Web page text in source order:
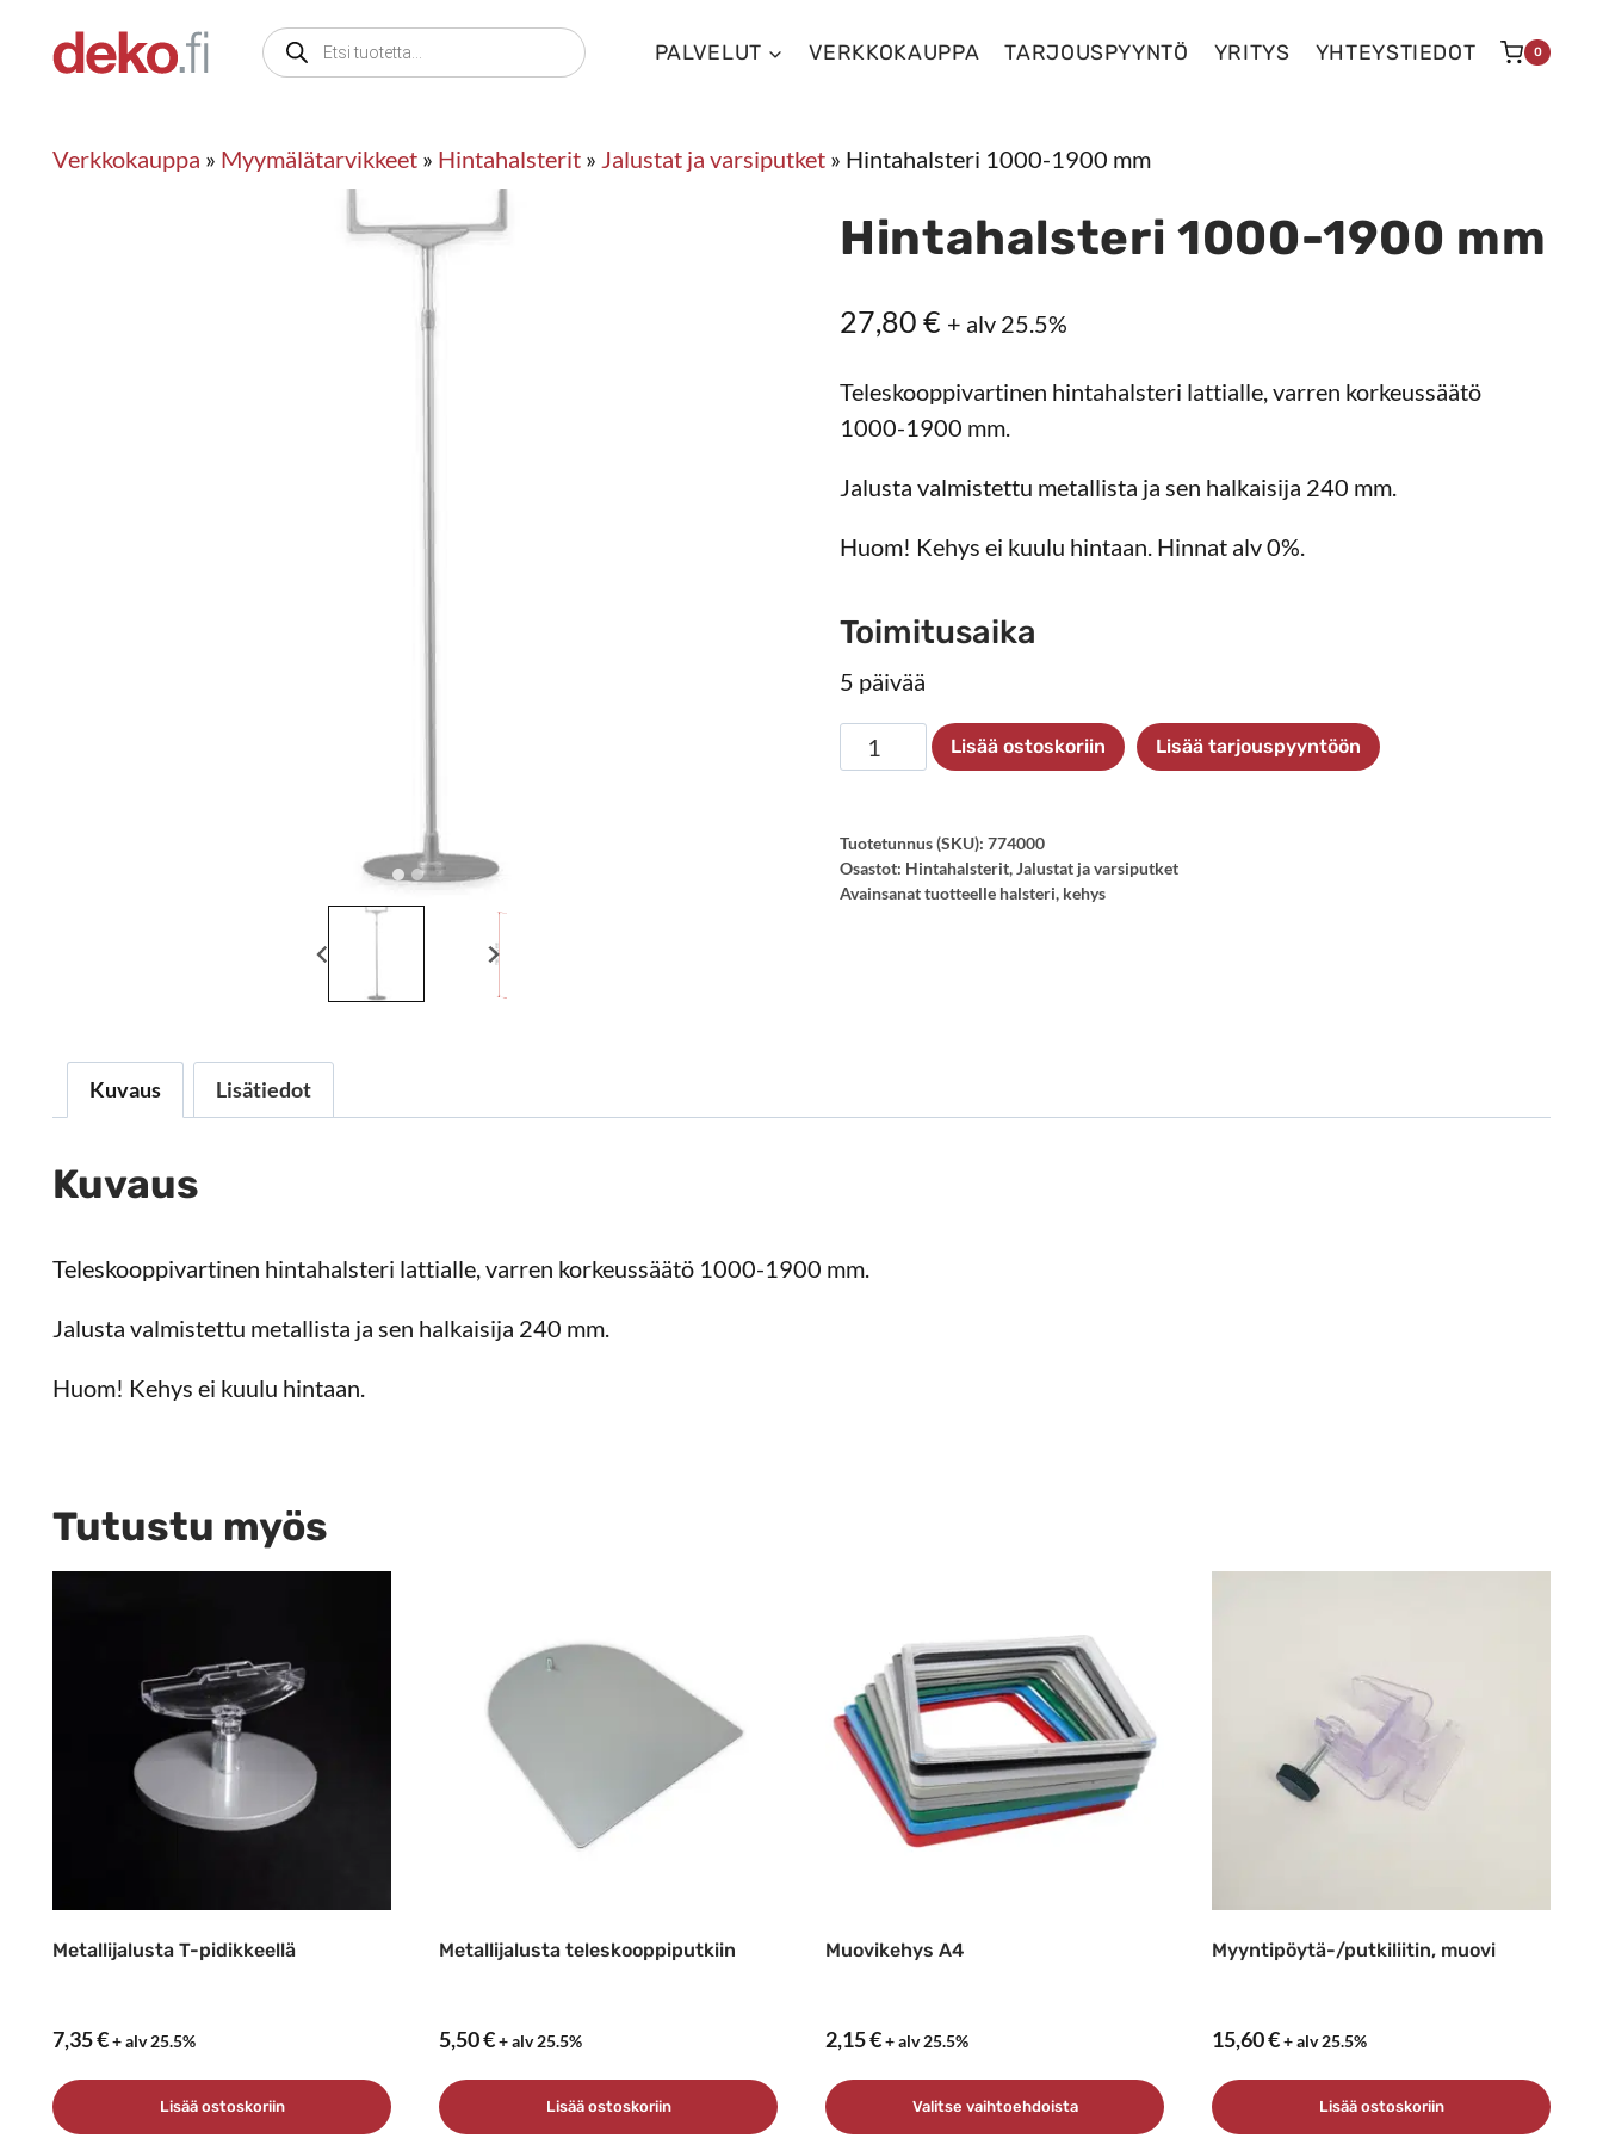
sisältöön
Products
search
PALVELUT VERKKOKAUPPA TARJOUSPYYNTÖ YRITYS YHTEYSTIEDOT 0
Verkkokauppa » Myymälätarvikkeet » Hintahalsterit » Jalustat ja varsiputket » Hintahalsteri 1000-1900 mm
Hintahalsteri 1000-1900 mm
27,80 € + alv 25.5%
Teleskooppivartinen hintahalsteri lattialle, varren korkeussäätö
1000-1900 mm.
Jalusta valmistettu metallista ja sen halkaisija 240 mm.
Huom! Kehys ei kuulu hintaan. Hinnat alv 0%.
Toimitusaika
5 päivää
Hintahalsteri
1000-
mm
määrä
Lisää ostoskoriin Lisää tarjouspyyntöön
Tuotetunnus (SKU): 774000
Osastot: Hintahalsterit,Jalustat ja varsiputket
Avainsanat tuotteelle halsteri, kehys
Kuvaus Lisätiedot
Kuvaus
Teleskooppivartinen hintahalsteri lattialle, varren korkeussäätö 1000-1900 mm.
Jalusta valmistettu metallista ja sen halkaisija 240 mm.
Huom! Kehys ei kuulu hintaan.
Tutustu myös
Metallijalusta T-pidikkeellä
7,35€+ alv 25.5%
Lisää ostoskoriin
Metallijalusta teleskooppiputkiin
5,50€+ alv 25.5%
Lisää ostoskoriin
Muovikehys A4
2,15€+ alv 25.5%
Valitse vaihtoehdoista
Myyntipöytä-/putkiliitin, muovi
15,60€+ alv 25.5%
Lisää ostoskoriin